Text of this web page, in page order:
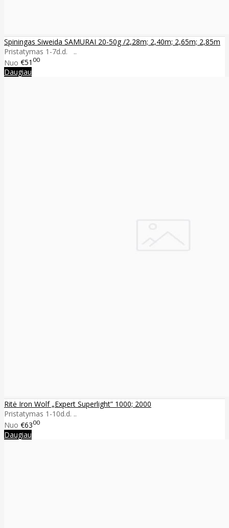
Spiningas Siweida SAMURAI 20-50g /2,28m; 2,40m; 2,65m; 2,85m
Pristatymas 1-7d.d. ..
Nuo €51 00
Daugiau
Ritė Iron Wolf „Expert Superlight” 1000; 2000
Pristatymas 1-10d.d. ..
Nuo €6300
Daugiau